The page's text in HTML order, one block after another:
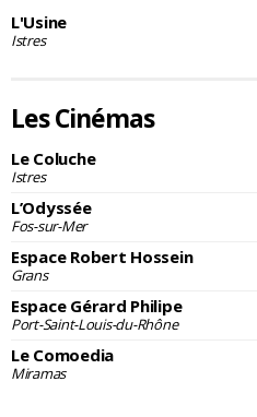
L'Usine
Istres
Les Cinémas
Le Coluche
Istres
L’Odyssée
Fos-sur-Mer
Espace Robert Hossein
Grans
Espace Gérard Philipe
Port-Saint-Louis-du-Rhône
Le Comoedia
Miramas